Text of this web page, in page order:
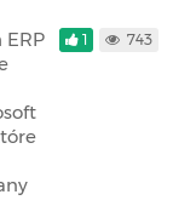
ERP
1 743